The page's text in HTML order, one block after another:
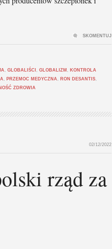
, GLOBALIŚCI , GLOBALIZM , KONTROLA
, PRZEMOC MEDYCZNA , RON DESANTIS,
ZDROWIA
SKOMENTUJ
02/12/2022
rząd za